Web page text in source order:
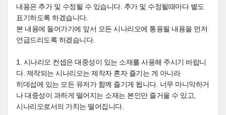
내용은 추가 및 수정될 수 있습니다. 추가 및 수정될때마다 별도
표기하도록 하겠습니다.
본 내용에 들어가기에 앞서 모든 시나리오에 통용될 내용을 먼저
언급드리도록 하겠습니다.
1. 시나리오 컨셉은 대중성이 있는 소재를 사용해 주시기 바랍니
다. 제작되는 시나리오는 제작자 혼자 즐기는 게 아니라
히데섭에 있는 모든 유저가 함께 즐기게 됩니다. 너무 마니악하거
나 대중성이 과하게 떨어지는 소재는 본인만 즐거울 수 있고,
시나리오로서의 가치는 떨어집니다.